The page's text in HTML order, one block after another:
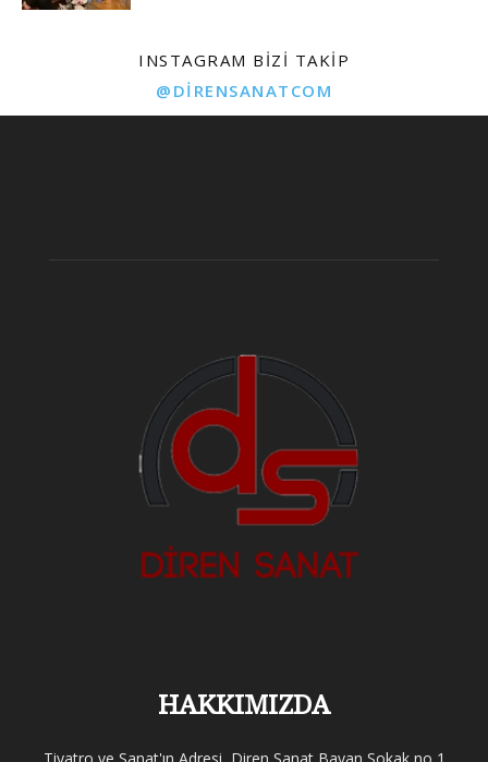
INSTAGRAM BIZI TAKIP
@DIRENSANATCOM
HAKKIMIZDA